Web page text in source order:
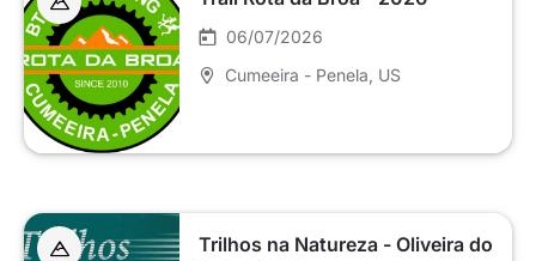
06/07/2026
Cumeeira - Penela , US
Trilhos na Natureza - Oliveira do